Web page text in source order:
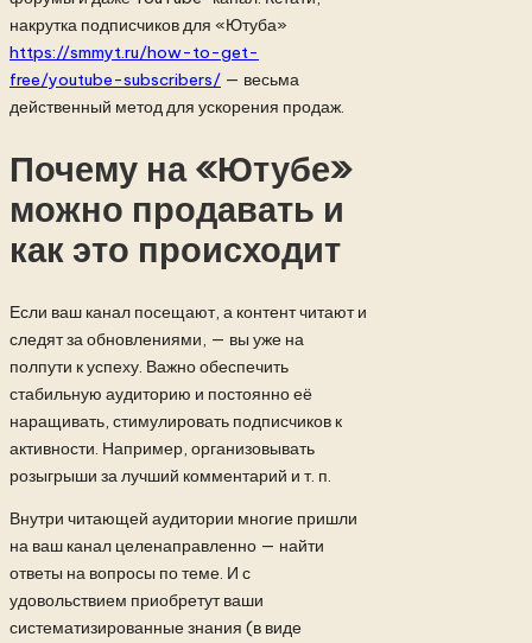
накрутка подписчиков для «Ютуба»
https://smmyt.ru/how-to-get-
free/youtube-subscribers/ — весьма
действенный метод для ускорения продаж.
Почему на «Ютубе»
можно продавать и
как это происходит
Если ваш канал посещают, а контент читают и
следят за обновлениями, — вы уже на
полпути к успеху. Важно обеспечить
стабильную аудиторию и постоянно её
наращивать, стимулировать подписчиков к
активности. Например, организовывать
розыгрыши за лучший комментарий и т. п.
Внутри читающей аудитории многие пришли
на ваш канал целенаправленно — найти
ответы на вопросы по теме. И с
удовольствием приобретут ваши
систематизированные знания (в виде